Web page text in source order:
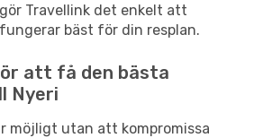
Travellink det enkelt att
bäst för din resplan.
att få den bästa
Nyeri
möjligt utan att kompromissa